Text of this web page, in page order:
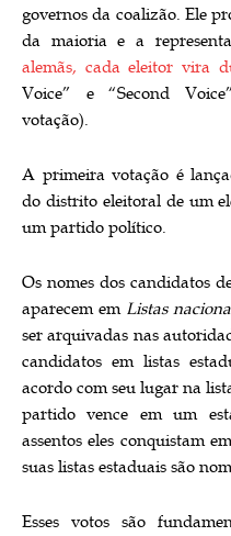
governos da coalizão. Ele
da maioria e a
alemãs, cada eleitor vira
Voice” e “Second
votação).
A primeira votação é
do distrito eleitoral de um
um partido político.
Os nomes dos candidatos
aparecem em Listas
ser arquivadas nas
candidatos em listas
acordo com seu lugar na
partido vence em um
assentos eles conquistam
suas listas estaduais são
Esses votos são